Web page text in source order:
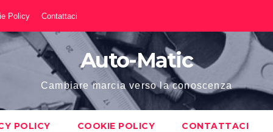
Policy Contattaci
Auto-Matic
Cambiare marcia verso la conoscenza
POLICY COOKIE POLICY CONTATTACI